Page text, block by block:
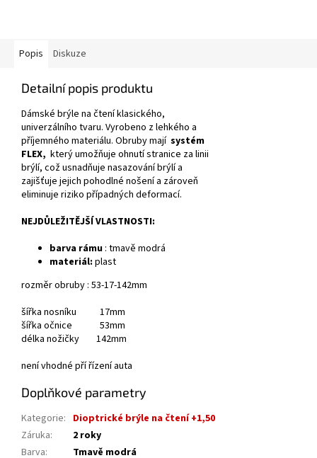
Popis Diskuze
Detailní popis produktu
Dámské brýle na čtení klasického,
univerzálního tvaru. Vyrobeno z lehkého a
příjemného materiálu. Obruby mají systém
FLEX, který umožňuje ohnutí stranice za linii
brýlí, což usnadňuje nasazování brýlí a
zajišťuje jejich pohodlné nošení a zároveň
eliminuje riziko případných deformací.
NEJDŮLEŽITĚJŠÍ VLASTNOSTI:
barva rámu : tmavě modrá
materiál: plast
rozměr obruby : 53-17-142mm
šířka nosníku 17mm
šířka očnice 53mm
délka nožičky 142mm
není vhodné pří řízení auta
Doplňkové parametry
Kategorie: Dioptrické brýle na čtení +1,50
Záruka:
2 roky
Barva:
Tmavě modrá